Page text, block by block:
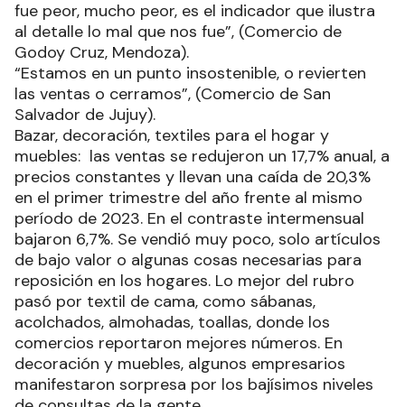
fue peor, mucho peor, es el indicador que ilustra
al detalle lo mal que nos fue”, (Comercio de
Godoy Cruz, Mendoza).
“Estamos en un punto insostenible, o revierten
las ventas o cerramos”, (Comercio de San
Salvador de Jujuy).
Bazar, decoración, textiles para el hogar y
muebles: las ventas se redujeron un 17,7% anual, a
precios constantes y llevan una caída de 20,3%
en el primer trimestre del año frente al mismo
período de 2023. En el contraste intermensual
bajaron 6,7%. Se vendió muy poco, solo artículos
de bajo valor o algunas cosas necesarias para
reposición en los hogares. Lo mejor del rubro
pasó por textil de cama, como sábanas,
acolchados, almohadas, toallas, donde los
comercios reportaron mejores números. En
decoración y muebles, algunos empresarios
manifestaron sorpresa por los bajísimos niveles